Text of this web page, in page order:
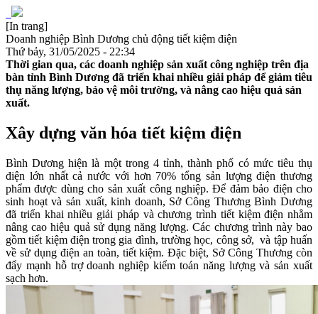
[In trang]
Doanh nghiệp Bình Dương chủ động tiết kiệm điện
Thứ bảy, 31/05/2025 - 22:34
Thời gian qua, các doanh nghiệp sản xuất công nghiệp trên địa
bàn tỉnh Bình Dương đã triển khai nhiều giải pháp để giảm tiêu
thụ năng lượng, bảo vệ môi trường, và nâng cao hiệu quả sản
xuất.
Xây dựng văn hóa tiết kiệm điện
Bình Dương hiện là một trong 4 tỉnh, thành phố có mức tiêu thụ
điện lớn nhất cả nước với hơn 70% tổng sản lượng điện thương
phẩm được dùng cho sản xuất công nghiệp. Để đảm bảo điện cho
sinh hoạt và sản xuất, kinh doanh, Sở Công Thương Bình Dương
đã triển khai nhiều giải pháp và chương trình tiết kiệm điện nhằm
nâng cao hiệu quả sử dụng năng lượng. Các chương trình này bao
gồm tiết kiệm điện trong gia đình, trường học, công sở, và tập huấn
về sử dụng điện an toàn, tiết kiệm. Đặc biệt, Sở Công Thương còn
đẩy mạnh hỗ trợ doanh nghiệp kiểm toán năng lượng và sản xuất
sạch hơn.